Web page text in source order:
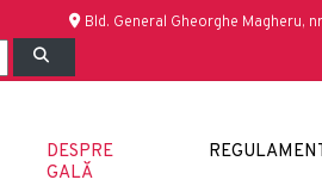
Bld. General Gheorghe Magheru,
DESPRE
GALĂ